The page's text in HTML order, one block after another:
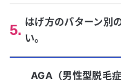
5. はげ方のパターン別
い。
AGA（男性型脱毛症